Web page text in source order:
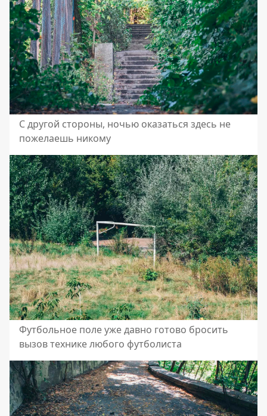
С другой стороны, ночью оказаться здесь не
пожелаешь никому
Футбольное поле уже давно готово бросить
вызов технике любого футболиста